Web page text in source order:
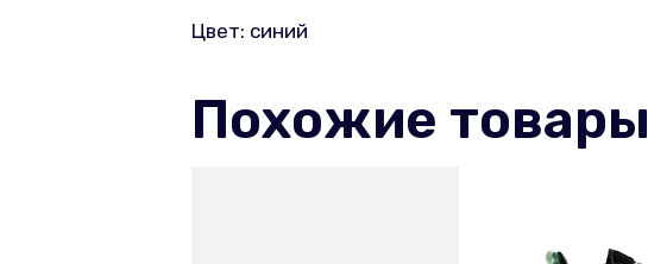
Цвет: синий
Похожие товары